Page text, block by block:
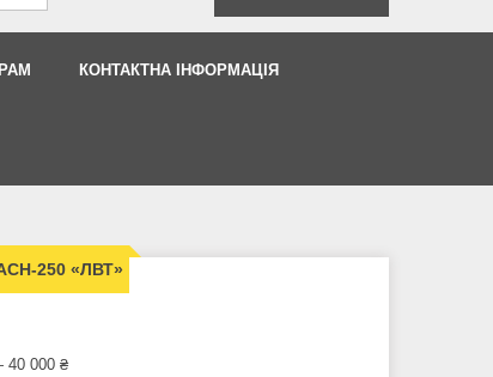
КОНТАКТНА ІНФОРМАЦІЯ
250 «ЛВТ»
40 000 ₴